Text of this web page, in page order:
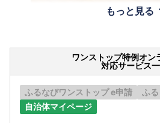
もっと見る
ワンストップ特例オン
対応サービス
ふるなびワンストップ e申請
ふ
自治体マイページ